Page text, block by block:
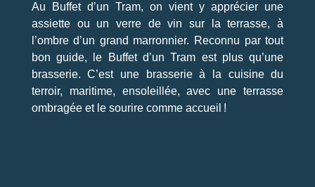
Au Buffet d’un Tram, on vient y apprécier une
assiette ou un verre de vin sur la terrasse, à
l’ombre d’un grand marronnier. Reconnu par tout
bon guide, le Buffet d’un Tram est plus qu’une
brasserie. C’est une brasserie à la cuisine du
terroir, maritime, ensoleillée, avec une terrasse
ombragée et le sourire comme accueil !